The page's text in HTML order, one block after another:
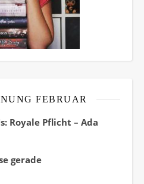
FEBRUAR
Royale Pflicht – Ada
gerade